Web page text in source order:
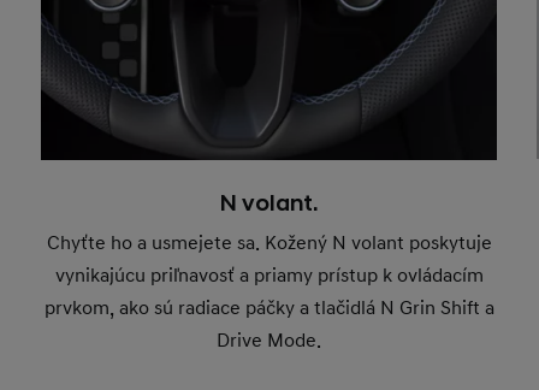
N volant.
Chyťte ho a usmejete sa. Kožený N volant poskytuje
vynikajúcu priľnavosť a priamy prístup k ovládacím
prvkom, ako sú radiace páčky a tlačidlá N Grin Shift a
Drive Mode.